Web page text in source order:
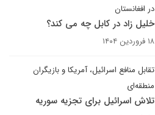
در افغانستان
خلیل زاد در کابل چه می کند؟
۱۸ فروردین ۱۴۰۴
تقابل منافع اسرائیل، آمریکا و بازیگران
منطقه‌ای
تلاش اسرائیل برای تجزیه سوریه